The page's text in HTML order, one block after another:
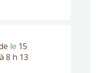
le 15
8 h 13